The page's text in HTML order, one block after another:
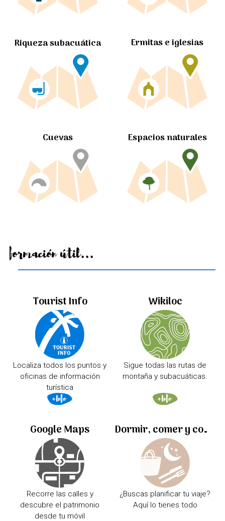
Riqueza subacuática Ermitas e iglesias
Cuevas Espacios naturales
Información útil...
Tourist Info
Localiza todos los puntos y
oficinas de información
turística
Wikiloc
Sigue todas las rutas de
montaña y subacuáticas.
Google Maps
Recorre las calles y
descubre el patrimonio
desde tu móvil
Dormir, comer y comprar
¿Buscas planificar tu viaje?
Aquí lo tienes todo